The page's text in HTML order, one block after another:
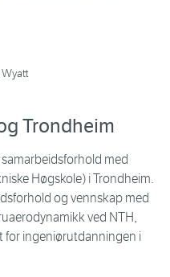
Trondheim
med
Høgskole) i Trondheim.
og vennskap med
ved NTH,
for ingeniørutdanningen i